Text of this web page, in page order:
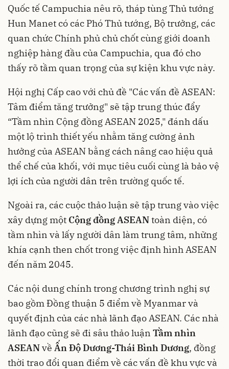
Quốc tế Campuchia nêu rõ, tháp tùng Thủ tướng
Hun Manet có các Phó Thủ tướng, Bộ trưởng, các
quan chức Chính phủ chủ chốt cùng giới doanh
nghiệp hàng đầu của Campuchia, qua đó cho
thấy rõ tầm quan trọng của sự kiện khu vực này.
Hội nghị Cấp cao với chủ đề "Các vấn đề ASEAN:
Tâm điểm tăng trưởng" sẽ tập trung thúc đẩy
“Tầm nhìn Cộng đồng ASEAN 2025," đánh dấu
một lộ trình thiết yếu nhằm tăng cường ảnh
hưởng của ASEAN bằng cách nâng cao hiệu quả
thể chế của khối, với mục tiêu cuối cùng là bảo vệ
lợi ích của người dân trên trường quốc tế.
Ngoài ra, các cuộc thảo luận sẽ tập trung vào việc
xây dựng một Cộng đồng ASEANtoàn diện, có
tầm nhìn và lấy người dân làm trung tâm, những
khía cạnh then chốt trong việc định hình ASEAN
đến năm 2045.
Các nội dung chính trong chương trình nghị sự
bao gồm Đồng thuận 5 điểm về Myanmar và
quyết định của các nhà lãnh đạo ASEAN. Các nhà
lãnh đạo cũng sẽ đi sâu thảo luận Tầm nhìn
ASEANvề Ấn Độ Dương-Thái Bình Dương, đồng
thời trao đổi quan điểm về các vấn đề khu vực và